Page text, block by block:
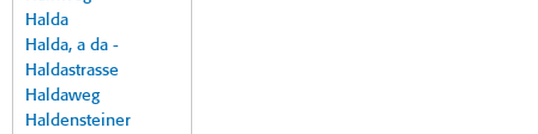
Halda
Halda, a da -
Haldastrasse
Haldaweg
Haldensteiner